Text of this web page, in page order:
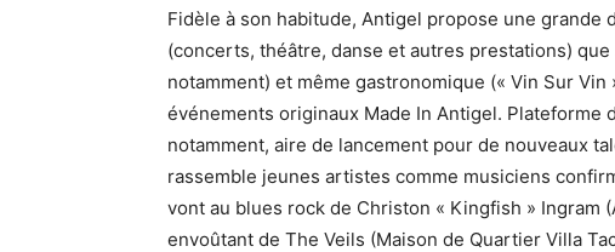
Fidèle à son habitude, Antigel propose une grande
(concerts, théâtre, danse et autres prestations)
notamment) et même gastronomique (« Vin Sur Vin
événements originaux Made In Antigel. Plateforme
notamment, aire de lancement pour de nouveaux
rassemble jeunes artistes comme musiciens
vont au blues rock de Christon « Kingfish » Ingram
envoûtant de The Veils (Maison de Quartier Villa